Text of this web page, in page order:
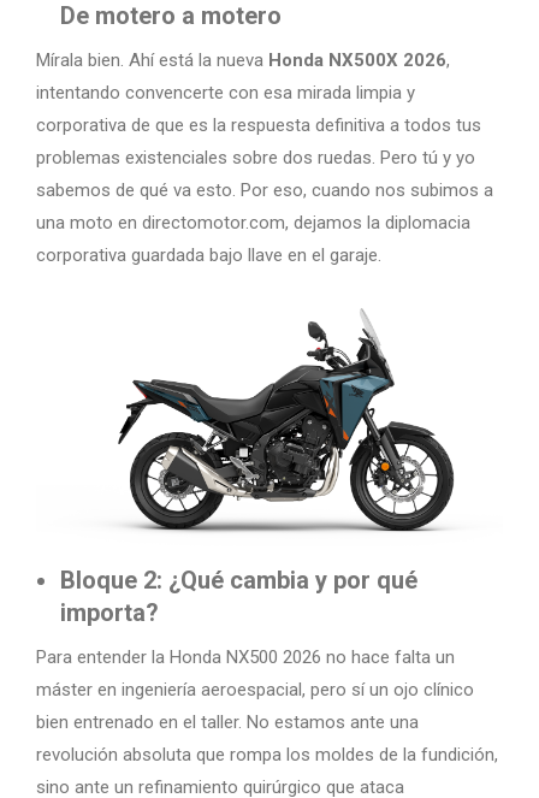
De motero a motero
Mírala bien. Ahí está la nueva Honda NX500X 2026,
intentando convencerte con esa mirada limpia y
corporativa de que es la respuesta definitiva a todos tus
problemas existenciales sobre dos ruedas. Pero tú y yo
sabemos de qué va esto. Por eso, cuando nos subimos a
una moto en directomotor.com, dejamos la diplomacia
corporativa guardada bajo llave en el garaje.
Bloque 2: ¿Qué cambia y por qué
importa?
Para entender la Honda NX500 2026 no hace falta un
máster en ingeniería aeroespacial, pero sí un ojo clínico
bien entrenado en el taller. No estamos ante una
revolución absoluta que rompa los moldes de la fundición,
sino ante un refinamiento quirúrgico que ataca